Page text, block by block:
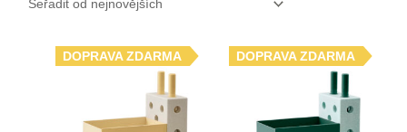
DOPRAVA ZDARMA DOPRAVA ZDARMA